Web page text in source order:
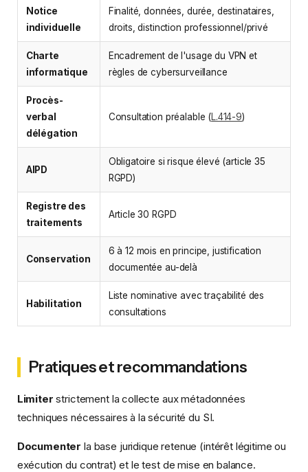
Notice
individuelle
Finalité, données, durée, destinataires,
droits, distinction professionnel/privé
Charte
informatique
Encadrement de l'usage du VPN et
règles de cybersurveillance
Procès-
verbal
délégation
Consultation préalable (L.414-9)
AIPD
Obligatoire si risque élevé (article 35
RGPD)
Registre des
traitements
Article 30 RGPD
Conservation
6 à 12 mois en principe, justification
documentée au-delà
Habilitation
Liste nominative avec traçabilité des
consultations
Pratiques et recommandations
Limiter strictement la collecte aux métadonnées
techniques nécessaires à la sécurité du SI.
Documenter la base juridique retenue (intérêt légitime ou
exécution du contrat) et le test de mise en balance.